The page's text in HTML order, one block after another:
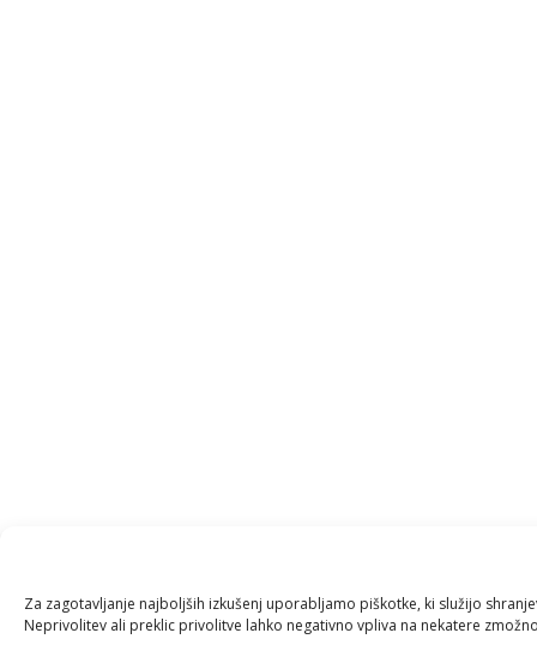
Za zagotavljanje najboljših izkušenj uporabljamo piškotke, ki služijo
Neprivolitev ali preklic privolitve lahko negativno vpliva na nekatere